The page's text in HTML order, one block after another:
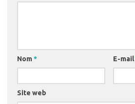
Nom * E-mail
Site web